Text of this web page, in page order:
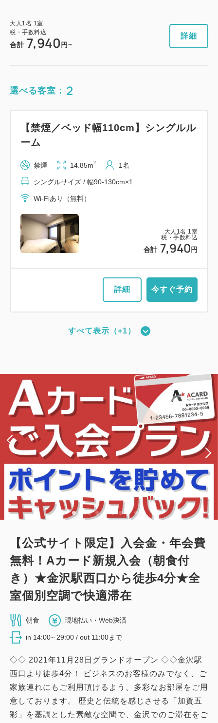
大人 1名 1室
税・手数料込
合計 7,940 円~
詳細
選べる客室： 2
大人 1名 1室
税・手数料込
合計 7,940 円
【禁煙／ベッド幅110cm】シングルル
ーム
禁煙 14.85m2 1名
シングルサイズ / 幅90-130cm×1
Wi-Fiあり（無料）
詳細 今すぐ予約
大人 1 1室
税・手数料込
合計 10,820円
2 1~2名
シングルサイズ / 幅90-130cm×2
Wi-Fiあり（無料）
残り1室 詳細 今すぐ予約
すべて表示（+1）
【公式サイト限定】入会金・年会費
無料！Aカード新規入会（朝食付
き）★金沢駅西口から徒歩4分★全
室個別空調で快適滞在
朝食 現地払い・Web決済
in 14:00~ 29:00 / out 11:00まで
◇◇ 2021年11月28日グランドオープン ◇◇金沢駅
西口より徒歩4分！ ビジネスのお客様のみでなく、ご
家族連れにもご利用頂けるよう、多彩なお部屋をご用
意しております。 歴史と伝統を感じさせる「加賀五
彩」を基調とした素敵な空間で、金沢でのご滞在をご